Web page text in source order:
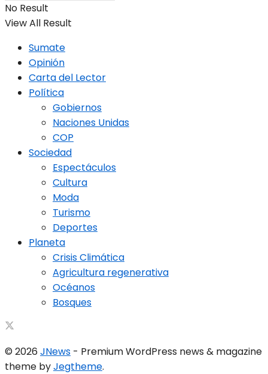
No Result
View All Result
Sumate
Opinión
Carta del Lector
Política
Gobiernos
Naciones Unidas
COP
Sociedad
Espectáculos
Cultura
Moda
Turismo
Deportes
Planeta
Crisis Climática
Agricultura regenerativa
Océanos
Bosques
© 2026 JNews - Premium WordPress news & magazine
theme byJegtheme.